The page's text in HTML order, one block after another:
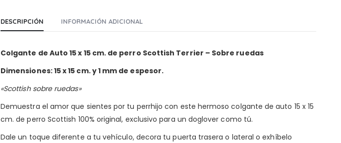
DESCRIPCIÓN INFORMACIÓN ADICIONAL
Colgante de Auto 15 x 15 cm. de perro Scottish Terrier – Sobre ruedas
Dimensiones: 15 x 15 cm. y 1 mm de espesor.
«Scottish sobre ruedas»
Demuestra el amor que sientes por tu perrhijo con este hermoso colgante de auto 15 x 15
cm. de perro Scottish 100% original, exclusivo para un doglover como tú.
Dale un toque diferente a tu vehículo, decora tu puerta trasera o lateral o exhíbelo